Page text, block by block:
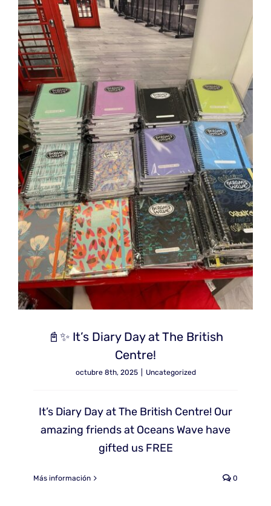
📓✨ It’s Diary Day at The British
Centre!
octubre 8th, 2025 Uncategorized
It’s Diary Day at The British Centre! Our
amazing friends at Oceans Wave have
gifted us FREE
Más información 0